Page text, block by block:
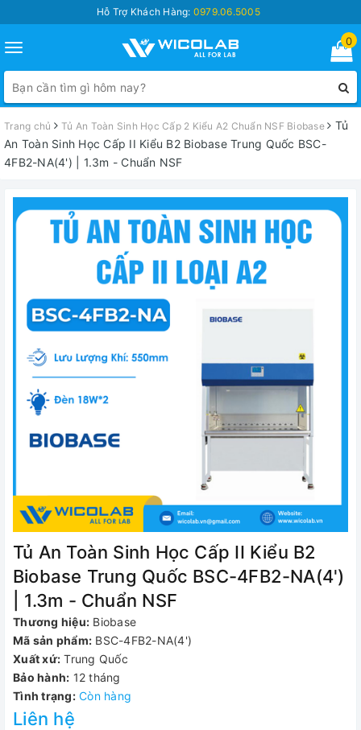
Hỗ Trợ Khách Hàng: 0979.06.5005
Toggle
navigation
0
Trang chủ Tủ An Toàn Sinh Học Cấp 2 Kiểu A2 Chuẩn NSF Biobase
Tủ
An Toàn Sinh Học Cấp II Kiểu B2 Biobase Trung Quốc BSC-
4FB2-NA(4') | 1.3m - Chuẩn NSF
Tủ An Toàn Sinh Học Cấp II Kiểu B2
Biobase Trung Quốc BSC-4FB2-NA(4')
| 1.3m - Chuẩn NSF
Thương hiệu: Biobase
Mã sản phẩm: BSC-4FB2-NA(4')
Xuất xứ: Trung Quốc
Bảo hành: 12 tháng
Tình trạng: Còn hàng
Liên hệ